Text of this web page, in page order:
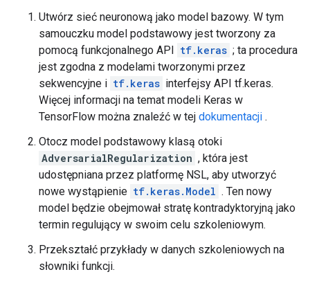
Utwórz sieć neuronową jako model bazowy. W tym
samouczku model podstawowy jest tworzony za
pomocą funkcjonalnego API tf.keras ; ta procedura
jest zgodna z modelami tworzonymi przez
sekwencyjne i tf.keras interfejsy API tf.keras.
Więcej informacji na temat modeli Keras w
TensorFlow można znaleźć w tej dokumentacji .
Otocz model podstawowy klasą otoki
AdversarialRegularization , która jest
udostępniana przez platformę NSL, aby utworzyć
nowe wystąpienie tf.keras.Model . Ten nowy
model będzie obejmował stratę kontradyktoryjną jako
termin regulujący w swoim celu szkoleniowym.
Przekształć przykłady w danych szkoleniowych na
słowniki funkcji.